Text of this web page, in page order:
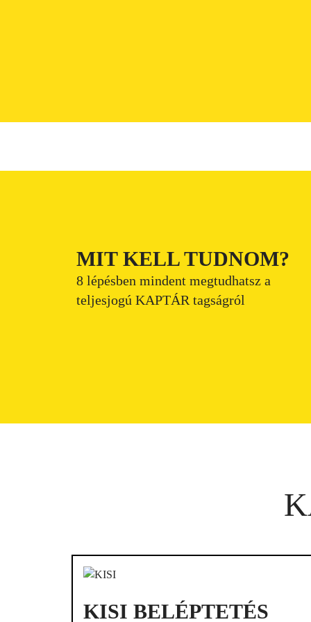
MIT KELL TUDNOM?
8 lépésben mindent megtudhatsz a
teljesjogú KAPTÁR tagságról
KISI BELÉPTETÉS